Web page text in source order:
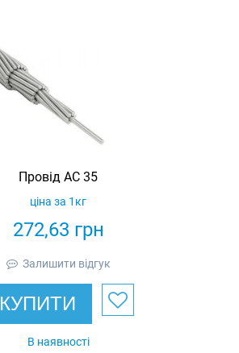
Провід АС 35
272,63 грн
ціна за 1кг
Залишити відгук
КУПИТИ
В наявності